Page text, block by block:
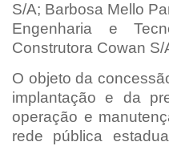
S/A; Barbosa Mello
Engenharia e
Construtora Cowan
O objeto da
implantação e da
operação e
rede pública